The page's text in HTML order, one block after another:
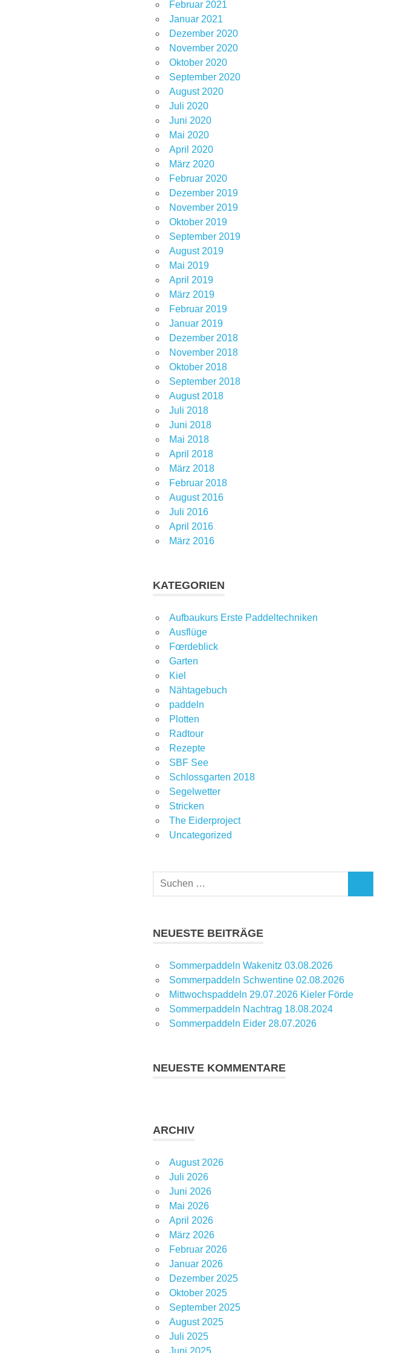
Februar 2021
Januar 2021
Dezember 2020
November 2020
Oktober 2020
September 2020
August 2020
Juli 2020
Juni 2020
Mai 2020
April 2020
März 2020
Februar 2020
Dezember 2019
November 2019
Oktober 2019
September 2019
August 2019
Mai 2019
April 2019
März 2019
Februar 2019
Januar 2019
Dezember 2018
November 2018
Oktober 2018
September 2018
August 2018
Juli 2018
Juni 2018
Mai 2018
April 2018
März 2018
Februar 2018
August 2016
Juli 2016
April 2016
März 2016
KATEGORIEN
Aufbaukurs Erste Paddeltechniken
Ausflüge
Fœrdeblick
Garten
Kiel
Nähtagebuch
paddeln
Plotten
Radtour
Rezepte
SBF See
Schlossgarten 2018
Segelwetter
Stricken
The Eiderproject
Uncategorized
Suchen
NEUESTE BEITRÄGE
Sommerpaddeln Wakenitz 03.08.2026
Sommerpaddeln Schwentine 02.08.2026
Mittwochspaddeln 29.07.2026 Kieler Förde
Sommerpaddeln Nachtrag 18.08.2024
Sommerpaddeln Eider 28.07.2026
NEUESTE KOMMENTARE
ARCHIV
August 2026
Juli 2026
Juni 2026
Mai 2026
April 2026
März 2026
Februar 2026
Januar 2026
Dezember 2025
Oktober 2025
September 2025
August 2025
Juli 2025
Juni 2025